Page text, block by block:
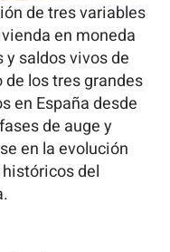
de tres variables
en moneda
saldos vivos de
los tres grandes
en España desde
de auge y
en la evolución
del